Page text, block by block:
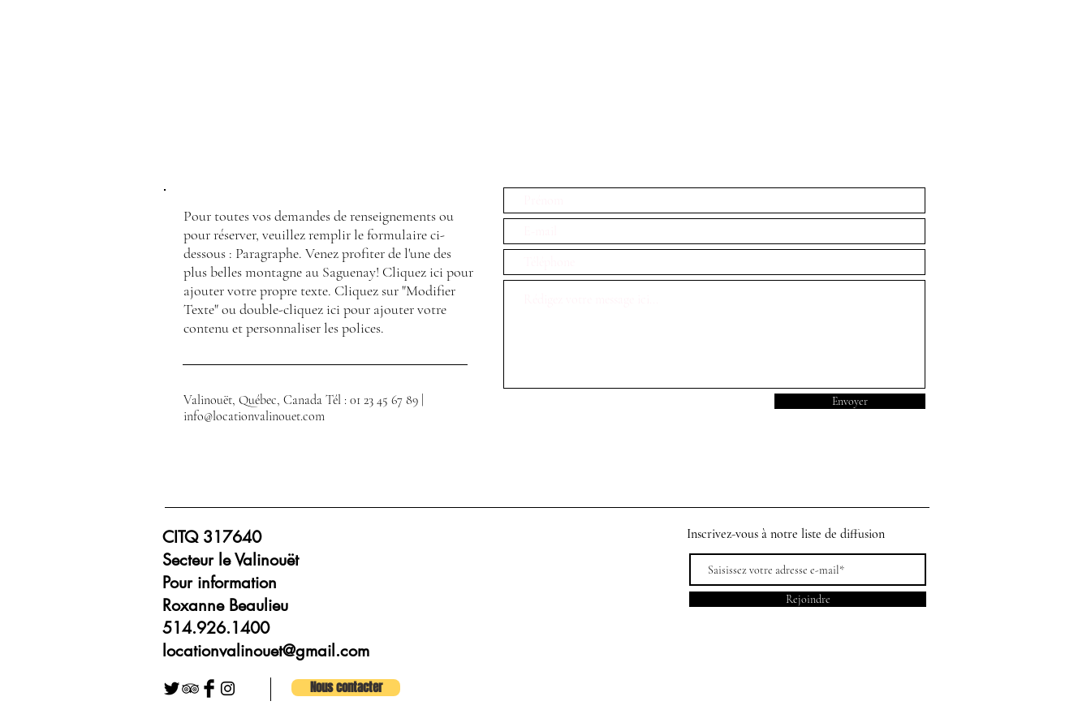
Pour toutes vos demandes de renseignements ou
pour réserver, veuillez remplir le formulaire ci-
dessous : Paragraphe. Venez profiter de l'une des
plus belles montagne au Saguenay! Cliquez ici pour
ajouter votre propre texte. Cliquez sur "Modifier
Texte" ou double-cliquez ici pour ajouter votre
contenu et personnaliser les polices.
Valinouët, Québec, Canada Tél : 01 23 45 67 89 |
info@locationvalinouet.com
Envoyer
CITQ 317640
Secteur le Valinouët
Pour information
Roxanne Beaulieu
514.926.1400
locationvalinouet@gmail.com
Inscrivez-vous à notre liste de diffusion
Rejoindre
Nous contacter